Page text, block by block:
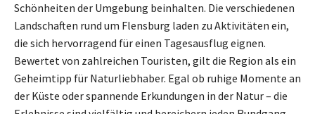
Schönheiten der Umgebung beinhalten. Die verschiedenen
Landschaften rund um Flensburg laden zu Aktivitäten ein,
die sich hervorragend für einen Tagesausflug eignen.
Bewertet von zahlreichen Touristen, gilt die Region als ein
Geheimtipp für Naturliebhaber. Egal ob ruhige Momente an
der Küste oder spannende Erkundungen in der Natur – die